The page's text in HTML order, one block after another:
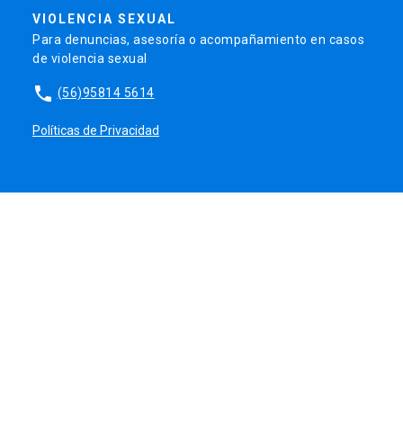
VIOLENCIA SEXUAL
Para denuncias, asesoría o acompañamiento en casos
de violencia sexual
phone (56)95814 5614
Políticas de Privacidad